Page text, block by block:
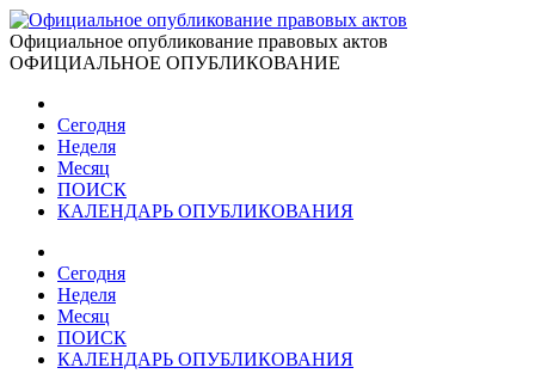
Официальное опубликование правовых актов
ОФИЦИАЛЬНОЕ ОПУБЛИКОВАНИЕ
Сегодня
Неделя
Месяц
ПОИСК
КАЛЕНДАРЬ ОПУБЛИКОВАНИЯ
Сегодня
Неделя
Месяц
ПОИСК
КАЛЕНДАРЬ ОПУБЛИКОВАНИЯ